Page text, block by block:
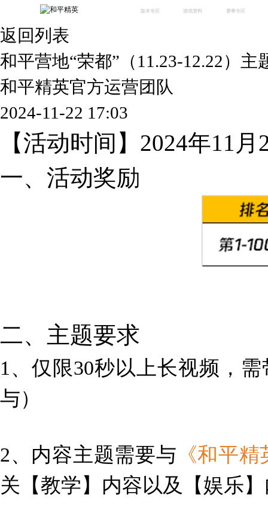
版本专区 游戏资料 赛事专区
体验服 视频中心 授权赛 腾
返回列表
和平营地“荣都”（11.23-12.22）
和平精英官方运营团队
2024-11-22 17:03
【活动时间】2024年11
一、活动奖励
二、主题要求
1、仅限30秒以上长视频，需
与）
2、内容主题需要与 《和平
关 【教学】 内容以及 【娱乐】